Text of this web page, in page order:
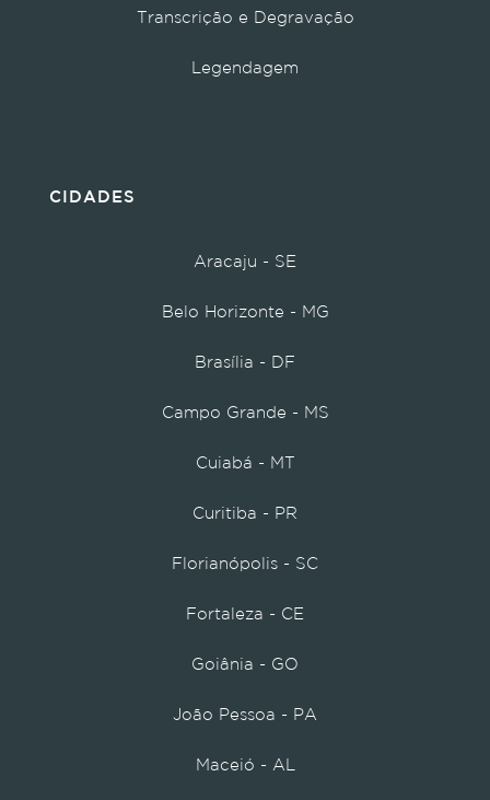
Transcrição e Degravação
Legendagem
CIDADES
Aracaju - SE
Belo Horizonte - MG
Brasília - DF
Campo Grande - MS
Cuiabá - MT
Curitiba - PR
Florianópolis - SC
Fortaleza - CE
Goiânia - GO
João Pessoa - PA
Maceió - AL